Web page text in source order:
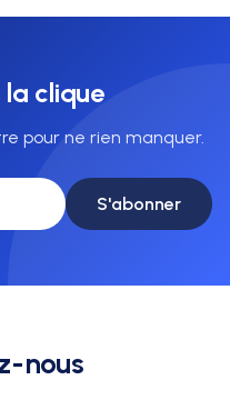
la clique
pour ne rien manquer.
S'abonner
nous